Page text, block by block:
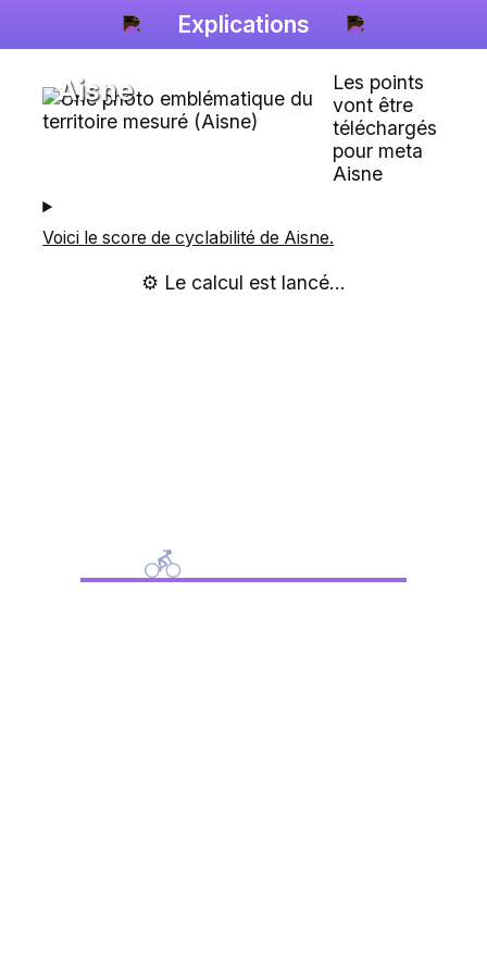
Explications
Aisne
Les points
vont être
téléchargés
pour meta
Aisne
Voici le score de cyclabilité de Aisne.
⚙️ Le calcul est lancé...